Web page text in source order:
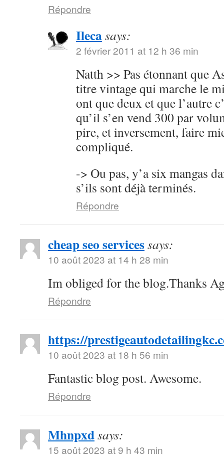
Répondre
Ilecasays:
2 février 2011 at 12 h 36 min
Natth >> Pas étonnant que
titre vintage qui marche le
ont que deux et que l’autre
qu’il s’en vend 300 par
pire, et inversement, faire
compliqué.
-> Ou pas, y’a six mangas
s’ils sont déjà terminés.
Répondre
cheap seo servicessays:
10 août 2023 at 14 h 28 min
Im obliged for the blog.Thanks
Répondre
https://
10 août 2023 at 18 h 56 min
Fantastic blog post. Awesome.
Répondre
Mhnpxdsays:
15 août 2023 at 9 h 43 min